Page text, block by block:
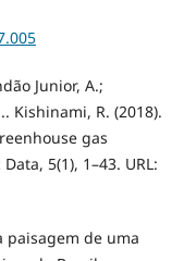
Junior, A.;
Kishinami, R. (2018).
gas
5(1), 1–43. URL:
paisagem de uma